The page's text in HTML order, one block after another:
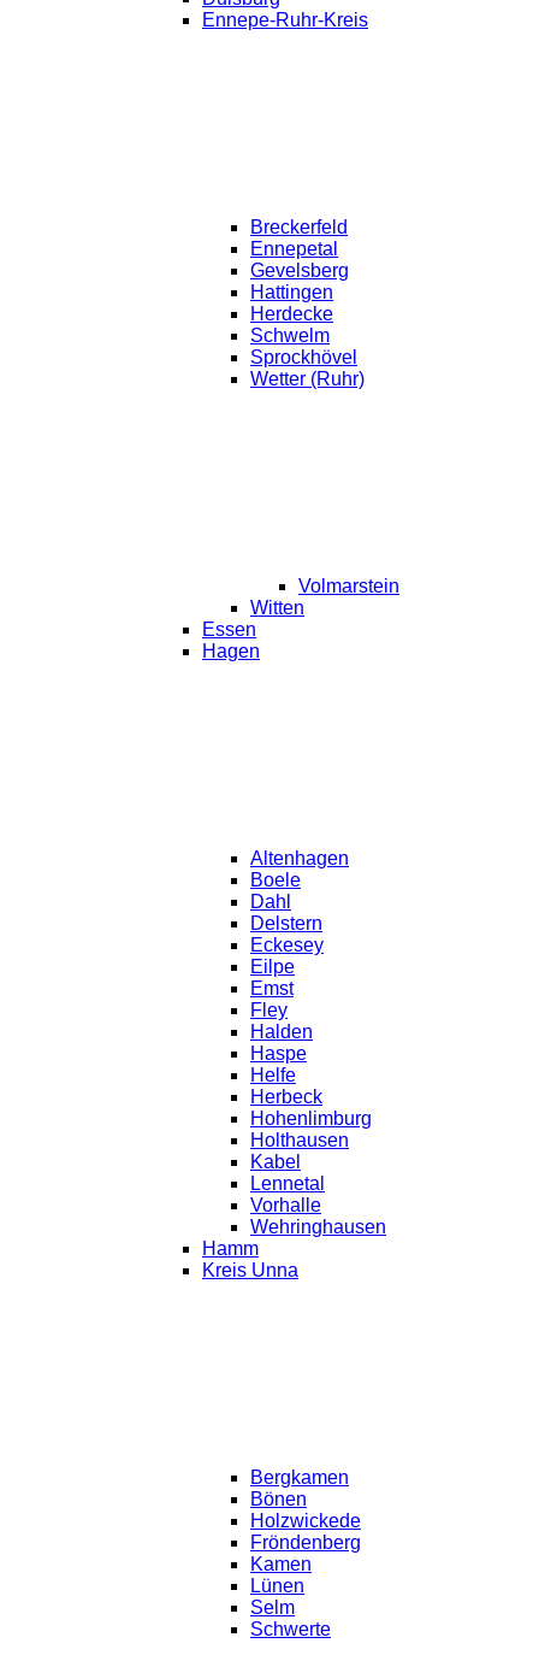
Ennepe-Ruhr-Kreis
Breckerfeld
Ennepetal
Gevelsberg
Hattingen
Herdecke
Schwelm
Sprockhövel
Wetter (Ruhr)
Volmarstein
Witten
Essen
Hagen
Altenhagen
Boele
Dahl
Delstern
Eckesey
Eilpe
Emst
Fley
Halden
Haspe
Helfe
Herbeck
Hohenlimburg
Holthausen
Kabel
Lennetal
Vorhalle
Wehringhausen
Hamm
Kreis Unna
Bergkamen
Bönen
Holzwickede
Fröndenberg
Kamen
Lünen
Selm
Schwerte